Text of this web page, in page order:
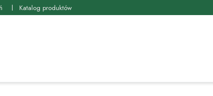
Katalog produktów